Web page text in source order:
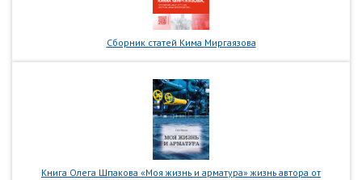
Сборник статей Кима Миргаязова
Книга Олега Шпакова «Моя жизнь и арматура» жизнь автора от